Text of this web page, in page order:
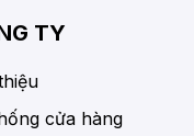
TY
cửa hàng